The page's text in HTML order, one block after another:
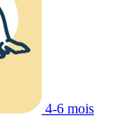
4-6 mois